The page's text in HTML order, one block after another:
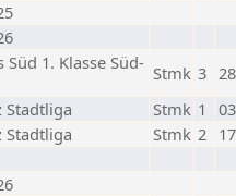
Süd 1. Klasse Süd- Stmk 3
Stadtliga Stmk 1
Stadtliga Stmk 2